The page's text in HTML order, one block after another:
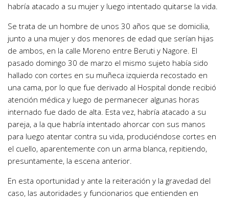
habría atacado a su mujer y luego intentado quitarse la vida.
Se trata de un hombre de unos 30 años que se domicilia,
junto a una mujer y dos menores de edad que serían hijas
de ambos, en la calle Moreno entre Beruti y Nagore. El
pasado domingo 30 de marzo el mismo sujeto había sido
hallado con cortes en su muñeca izquierda recostado en
una cama, por lo que fue derivado al Hospital donde recibió
atención médica y luego de permanecer algunas horas
internado fue dado de alta. Esta vez, habría atacado a su
pareja, a la que habría intentado ahorcar con sus manos
para luego atentar contra su vida, produciéndose cortes en
el cuello, aparentemente con un arma blanca, repitiendo,
presuntamente, la escena anterior.
En esta oportunidad y ante la reiteración y la gravedad del
caso, las autoridades y funcionarios que entienden en